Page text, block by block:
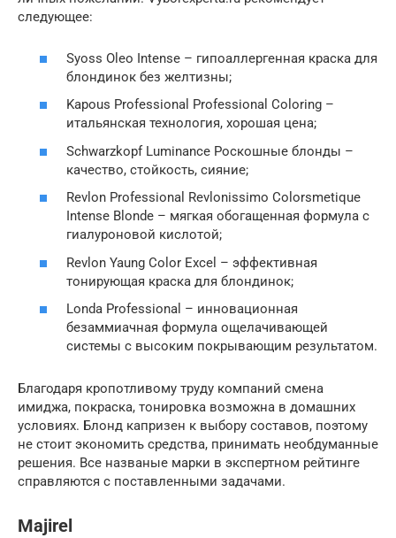
следующее:
Syoss Oleo Intense – гипоаллергенная краска для
блондинок без желтизны;
Kapous Professional Professional Coloring –
итальянская технология, хорошая цена;
Schwarzkopf Luminance Роскошные блонды –
качество, стойкость, сияние;
Revlon Professional Revlonissimo Colorsmetique
Intense Blonde – мягкая обогащенная формула с
гиалуроновой кислотой;
Revlon Yaung Color Excel – эффективная
тонирующая краска для блондинок;
Londa Professional – инновационная
безаммиачная формула ощелачивающей
системы с высоким покрывающим результатом.
Благодаря кропотливому труду компаний смена
имиджа, покраска, тонировка возможна в домашних
условиях. Блонд капризен к выбору составов, поэтому
не стоит экономить средства, принимать необдуманные
решения. Все названые марки в экспертном рейтинге
справляются с поставленными задачами.
Majirel